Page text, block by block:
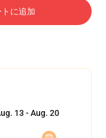
トに追加
13 - Aug. 20